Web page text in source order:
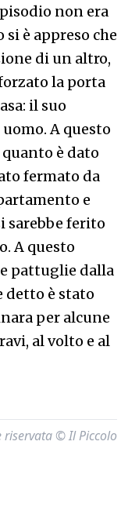
non era
è appreso che
di un altro,
la porta
il suo
A questo
è dato
fermato da
e
sarebbe ferito
A questo
pattuglie dalla
detto è stato
per alcune
al volto e al
riservata © Il Piccolo